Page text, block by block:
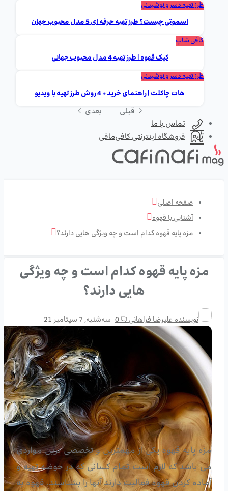
طرز تهیه دسر و نوشیدنی
اسموتی چیست؟ طرز تهیه حرفه ای 5 مدل محبوب جهان
کافی شاپ
کیک قهوه | طرز تهیه 4 مدل محبوب جهانی
طرز تهیه دسر و نوشیدنی
هات چاکلت | راهنمای خرید + 4 روش طرز تهیه با ویدیو
قبلی
بعدی
تماس با ما
فروشگاه اینترنتی کافی‌مافی
صفحه اصلی
آشنایی با قهوه
مزه پایه قهوه کدام است و چه ویژگی هایی دارند؟
مزه پایه قهوه کدام است و چه ویژگی
هایی دارند؟
نویسندهعلیرضا فراهانی 0 سه‌شنبه, 7 سپتامبر 21
مزه پایه قهوه یکی از مهمترین و تخصصی ترین مواردی
می باشد که لازم است تمام کسانی که در حوضه تهیه و
آماده کردن قهوه فعالیت دارند آنها را بشناسند. قهوه به